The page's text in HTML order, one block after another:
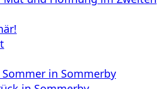
in Sommerby